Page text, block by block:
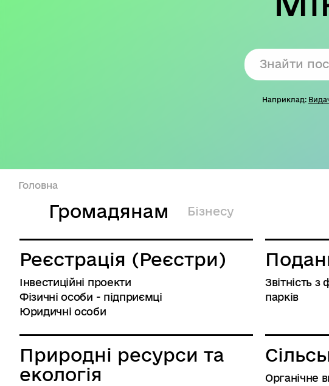
Наприклад:
Головна
Громадянам Бізнесу
Реєстрація (Реєстри)
Інвестиційні проекти
Фізичні особи - підприємці
Юридичні особи
Звітність з
парків
Природні ресурси та
екологія
Органічне